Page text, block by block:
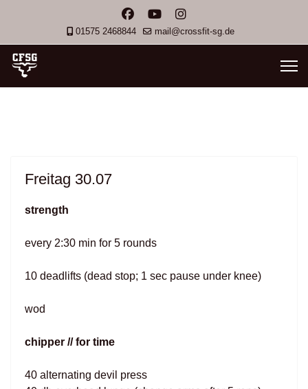
01575 2468844 mail@crossfit-sg.de
Freitag 30.07
strength
every 2:30 min for 5 rounds
10 deadlifts (dead stop; 1 sec pause under knee)
wod
chipper // for time
40 alternating devil press